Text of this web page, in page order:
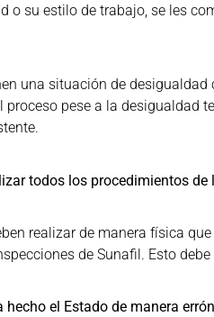
o su estilo de trabajo, se les
una situación de desigualdad
proceso pese a la desigualdad
todos los procedimientos
realizar de manera física
de Sunafil. Esto debe
el Estado de manera